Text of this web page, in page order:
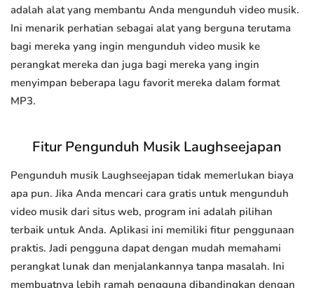
adalah alat yang membantu Anda mengunduh video musik.
Ini menarik perhatian sebagai alat yang berguna terutama
bagi mereka yang ingin mengunduh video musik ke
perangkat mereka dan juga bagi mereka yang ingin
menyimpan beberapa lagu favorit mereka dalam format
MP3.
Fitur Pengunduh Musik Laughseejapan
Pengunduh musik Laughseejapan tidak memerlukan biaya
apa pun. Jika Anda mencari cara gratis untuk mengunduh
video musik dari situs web, program ini adalah pilihan
terbaik untuk Anda. Aplikasi ini memiliki fitur penggunaan
praktis. Jadi pengguna dapat dengan mudah memahami
perangkat lunak dan menjalankannya tanpa masalah. Ini
membuatnya lebih ramah pengguna dibandingkan dengan